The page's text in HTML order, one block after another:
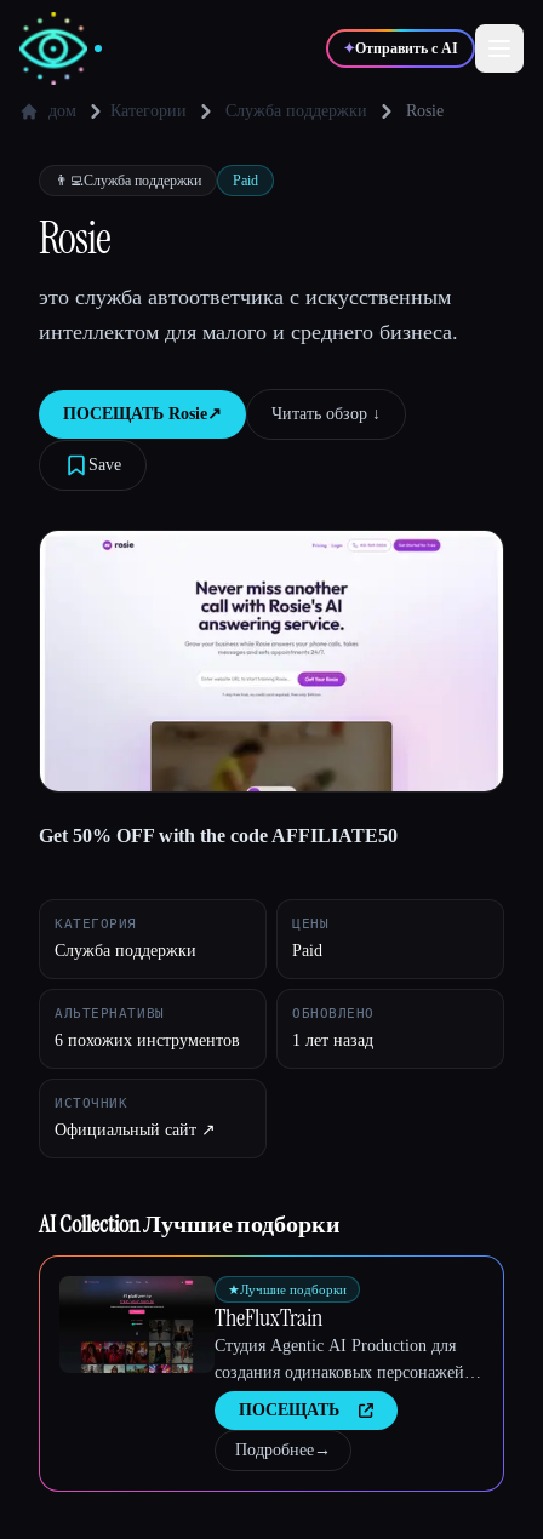
✦Отправить с AI
✍️Писатели
💻
🎓Студенты 🎬Креаторы
Блог
Сравнить инструменты
дом Категории Служба поддержки Rosie
👨‍💻Служба поддержки Paid
Rosie
это служба автоответчика с искусственным
интеллектом для малого и среднего бизнеса.
ПОСЕЩАТЬ Rosie↗︎ Читать обзор ↓︎
Save
Get 50% OFF with the code AFFILIATE50
КАТЕГОРИЯ
Служба поддержки
ЦЕНЫ
Paid
АЛЬТЕРНАТИВЫ
6 похожих инструментов
ОБНОВЛЕНО
1 лет назад
ИСТОЧНИК
Официальный сайт ↗︎
AI Collection Лучшие подборки
★Лучшие подборки
TheFluxTrain
Студия Agentic AI Production для
создания одинаковых персонажей,
рабочих процессов и видео
ПОСЕЩАТЬ
Подробнее→